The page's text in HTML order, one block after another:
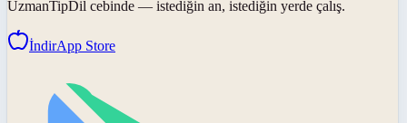
UzmanTipDil cebinde — istediğin an, istediğin yerde çalış.
İndirApp Store